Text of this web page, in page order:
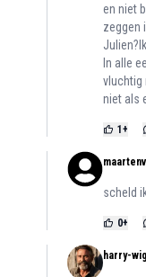
en niet
zeggen
In alle
vluchtig
niet als
1 +
scheld
0+
harry-